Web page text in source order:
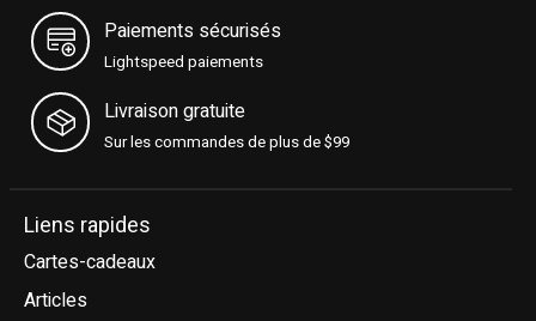
Paiements sécurisés
Lightspeed paiements
Livraison gratuite
Sur les commandes de plus de $99
Liens rapides
Cartes-cadeaux
Articles